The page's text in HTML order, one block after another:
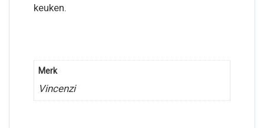
keuken.
Merk
Vincenzi